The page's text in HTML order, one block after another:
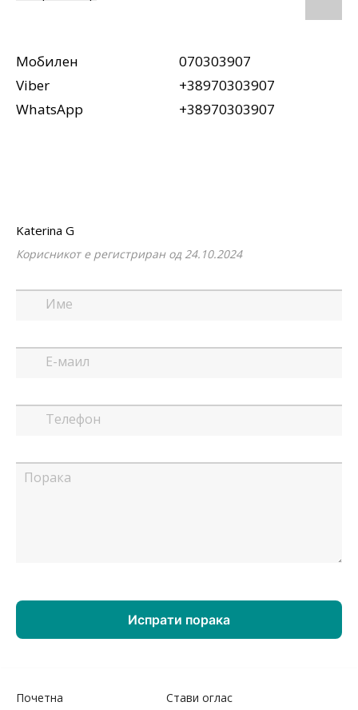
Мобилен
070303907
Viber
+38970303907
WhatsApp
+38970303907
Katerina G
Корисникот е регистриран од 24.10.2024
Почетна Стави оглас